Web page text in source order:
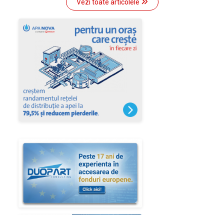
Vezi toate articolele